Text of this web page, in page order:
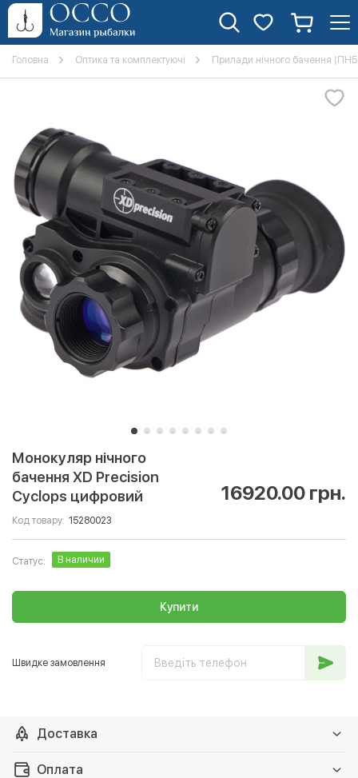
Головна Оптика та комплектуючі Прилади нічного бачення
Монокуляр нічного
бачення XD Precision
Cyclops цифровий
16920.00 грн.
Код товару: 15280023
Статус: В наличии
Купити
Швидке замовлення
Доставка
Доставка на Нову пошту
За тарифами перевізника
Оплата